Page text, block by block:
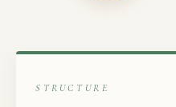
STRUCTURE